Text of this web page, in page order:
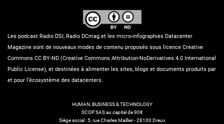
Les podcast Radio DSI, Radio DCmag et les micro-infographies Datacenter
Magazine sont de nouveaux modes de contenu proposés sous licence Creative
Commons CC BY-ND (Creative Commons Attribution-NoDerivatives 4.0 International
Public License), et destinées à alimenter les sites, blogs et documents produits par
et pour l’écosystème des datacenters.
HUMAN, BUSINESS & TECHNOLOGY
SCOP SAS au capital de 90€
Siège social : 5, rue Charles Maillier - 28100 Dreux